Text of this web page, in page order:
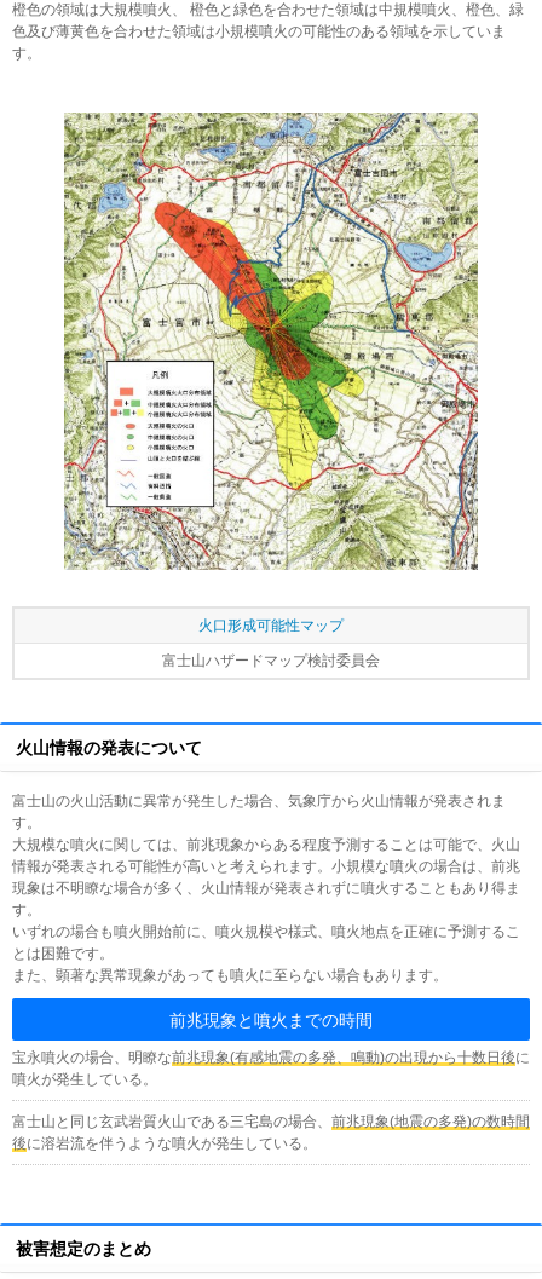
橙色の領域は大規模噴火、 橙色と緑色を合わせた領域は中規模噴火、橙色、緑
色及び薄黄色を合わせた領域は小規模噴火の可能性のある領域を示していま
す。
火口形成可能性マップ
富士山ハザードマップ検討委員会
火山情報の発表について
富士山の火山活動に異常が発生した場合、気象庁から火山情報が発表されま
す。
大規模な噴火に関しては、前兆現象からある程度予測することは可能で、火山
情報が発表される可能性が高いと考えられます。小規模な噴火の場合は、前兆
現象は不明瞭な場合が多く、火山情報が発表されずに噴火することもあり得ま
す。
いずれの場合も噴火開始前に、噴火規模や様式、噴火地点を正確に予測するこ
とは困難です。
また、顕著な異常現象があっても噴火に至らない場合もあります。
前兆現象と噴火までの時間
宝永噴火の場合、明瞭な前兆現象(有感地震の多発、鳴動)の出現から十数日後に
噴火が発生している。
富士山と同じ玄武岩質火山である三宅島の場合、 前兆現象(地震の多発)の数時間
後に溶岩流を伴うような噴火が発生している。
被害想定のまとめ